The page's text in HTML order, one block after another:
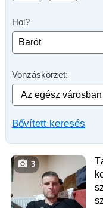
Hol?
Vonzáskörzet:
Bővített keresés
3